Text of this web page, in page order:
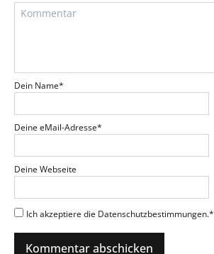
Dein Name*
Deine eMail-Adresse*
Deine Webseite
Ich akzeptiere die Datenschutzbestimmungen.*